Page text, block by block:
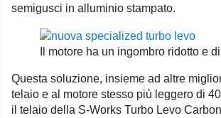
semigusci in alluminio stampato.
Il motore ha un ingombro ridotto e
Questa soluzione, insieme ad altre
telaio e al motore stesso più leggero di
il telaio della S-Works Turbo Levo Carbon